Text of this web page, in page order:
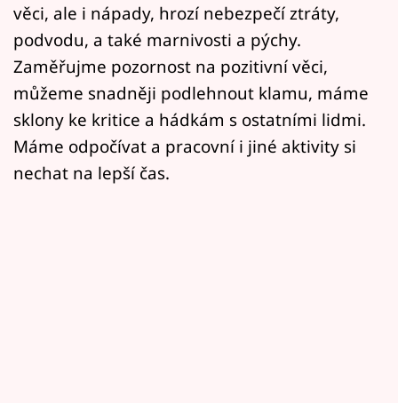
Mámy sobě
Přihlášení
Sledujte nás
věci, ale i nápady, hrozí nebezpečí ztráty,
podvodu, a také marnivosti a pýchy.
Zaměřujme pozornost na pozitivní věci,
můžeme snadněji podlehnout klamu, máme
sklony ke kritice a hádkám s ostatními lidmi.
Máme odpočívat a pracovní i jiné aktivity si
nechat na lepší čas.